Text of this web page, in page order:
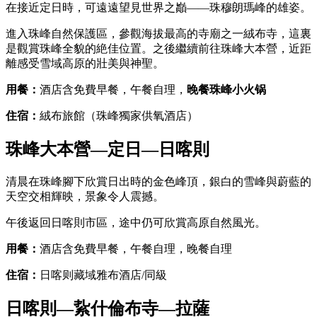
在接近定日時，可遠遠望見世界之巓——珠穆朗瑪峰的雄姿。
進入珠峰自然保護區，參觀海拔最高的寺廟之一絨布寺，這裏
是觀賞珠峰全貌的絶佳位置。之後繼續前往珠峰大本營，近距
離感受雪域高原的壯美與神聖。
用餐： 酒店含免費早餐，午餐自理， 晚餐珠峰小火锅
住宿： 絨布旅館（珠峰獨家供氧酒店）
珠峰大本營—定日—日喀則
清晨在珠峰腳下欣賞日出時的金色峰頂，銀白的雪峰與蔚藍的
天空交相輝映，景象令人震撼。
午後返回日喀則市區，途中仍可欣賞高原自然風光。
用餐： 酒店含免費早餐，午餐自理，晚餐自理
住宿： 日喀则藏域雅布酒店/同級
日喀則—紥什倫布寺—拉薩